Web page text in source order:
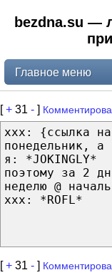
bezdna.su —
Главное меню
[+ 31 - ]
xxx: {ссылка
понедельник, а
я: *JOKINGLY*
поэтому за 2
неделю @
xxx: *ROFL*
[+ 31 - ]